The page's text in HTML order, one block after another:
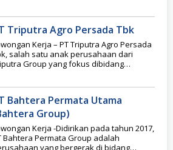
Triputra Agro Persada Tbk
Kerja – PT Triputra Agro Persada
salah satu anak perusahaan dari
Group yang fokus dibidang
Bahtera Permata Utama
Group)
Kerja -Didirikan pada tahun 2017,
Bahtera Permata Group adalah
yang bergerak di bidang